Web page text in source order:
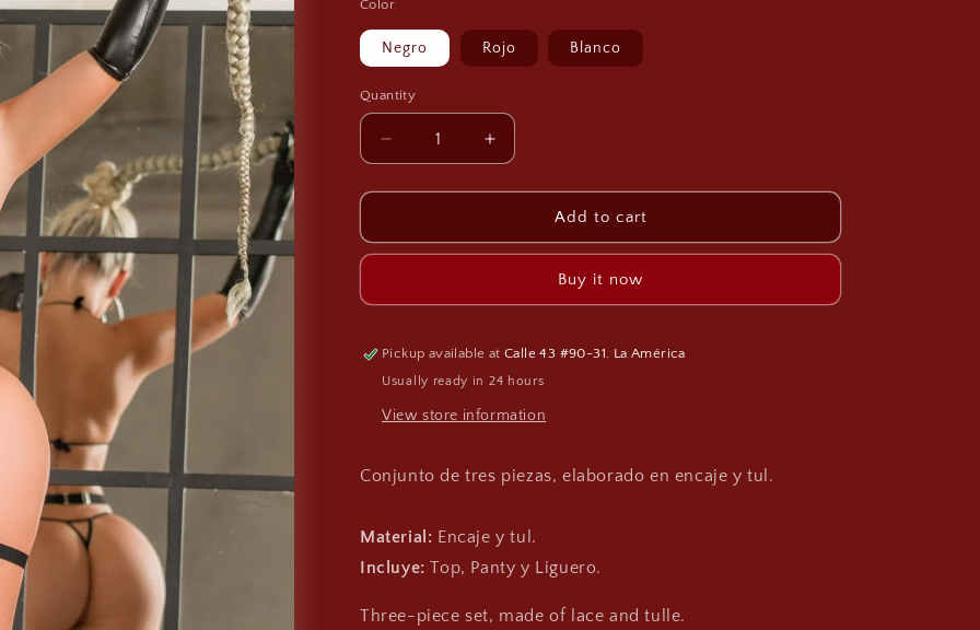
i
o
Color
Negro Rojo Blanco
Quantity
Decrease
quantity
for
ÁFRIA
Increase
quantity
for
Conjunto
ÁFRIA
Add to cart
Buy it now
Pickup available atCalle 43 #90-31. La América
Usually ready in 24 hours
View store information
Conjunto de tres piezas, elaborado en encaje y tul.
Material: Encaje y tul.
Incluye: Top, Panty y Liguero.
Three-piece set, made of lace and tulle.